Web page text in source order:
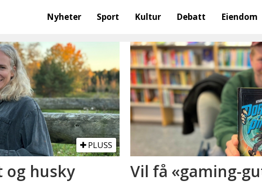
Nyheter Sport Kultur Debatt Eiendom
PLUSS
og husky Vil få «gaming-